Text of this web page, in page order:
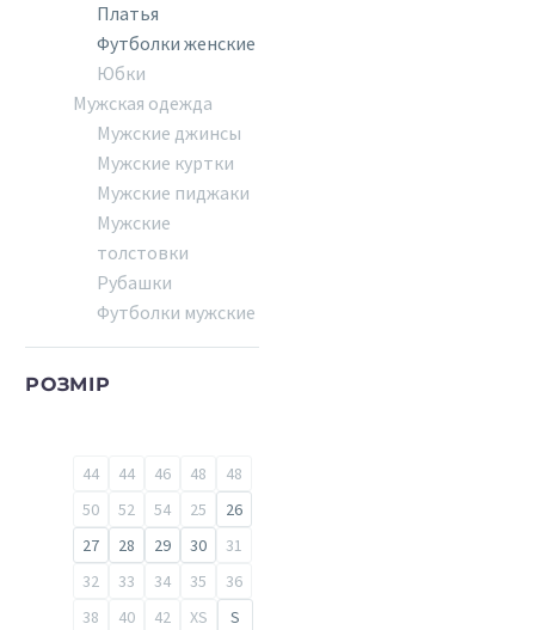
Платья
Футболки женские
Юбки
Мужская одежда
Мужские джинсы
Мужские куртки
Мужские пиджаки
Мужские
толстовки
Рубашки
Футболки мужские
РОЗМІР
44 44 46 48
48
50
52 54 25
26
27
28 29 30
31
32
33 34 35
36
38
40 42 XS
S